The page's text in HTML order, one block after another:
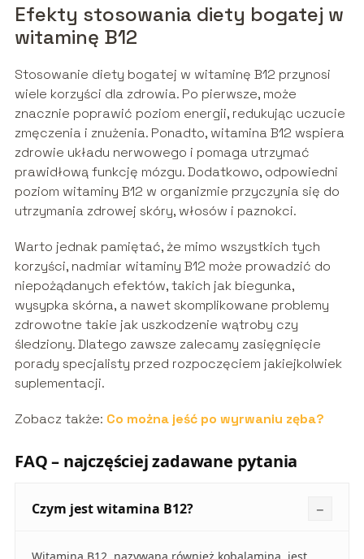
Efekty stosowania diety bogatej w
witaminę B12
Stosowanie diety bogatej w witaminę B12 przynosi
wiele korzyści dla zdrowia. Po pierwsze, może
znacznie poprawić poziom energii, redukując uczucie
zmęczenia i znużenia. Ponadto, witamina B12 wspiera
zdrowie układu nerwowego i pomaga utrzymać
prawidłową funkcję mózgu. Dodatkowo, odpowiedni
poziom witaminy B12 w organizmie przyczynia się do
utrzymania zdrowej skóry, włosów i paznokci.
Warto jednak pamiętać, że mimo wszystkich tych
korzyści, nadmiar witaminy B12 może prowadzić do
niepożądanych efektów, takich jak biegunka,
wysypka skórna, a nawet skomplikowane problemy
zdrowotne takie jak uszkodzenie wątroby czy
śledziony. Dlatego zawsze zalecamy zasięgnięcie
porady specjalisty przed rozpoczęciem jakiejkolwiek
suplementacji.
Zobacz także: Co można jeść po wyrwaniu zęba?
FAQ – najczęściej zadawane pytania
Czym jest witamina B12?
Witamina B12, nazywana również kobalaminą, jest